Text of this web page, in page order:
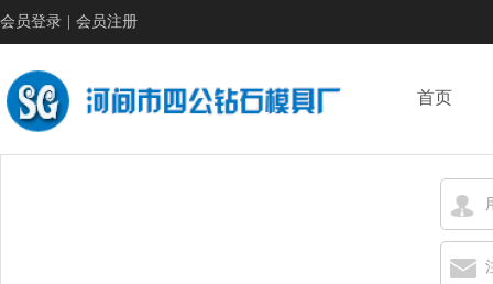
首页
会员登录 会员注册